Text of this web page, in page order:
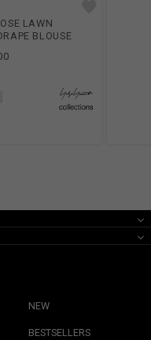
LAWN
BLOUSE
NEW
BESTSELLERS